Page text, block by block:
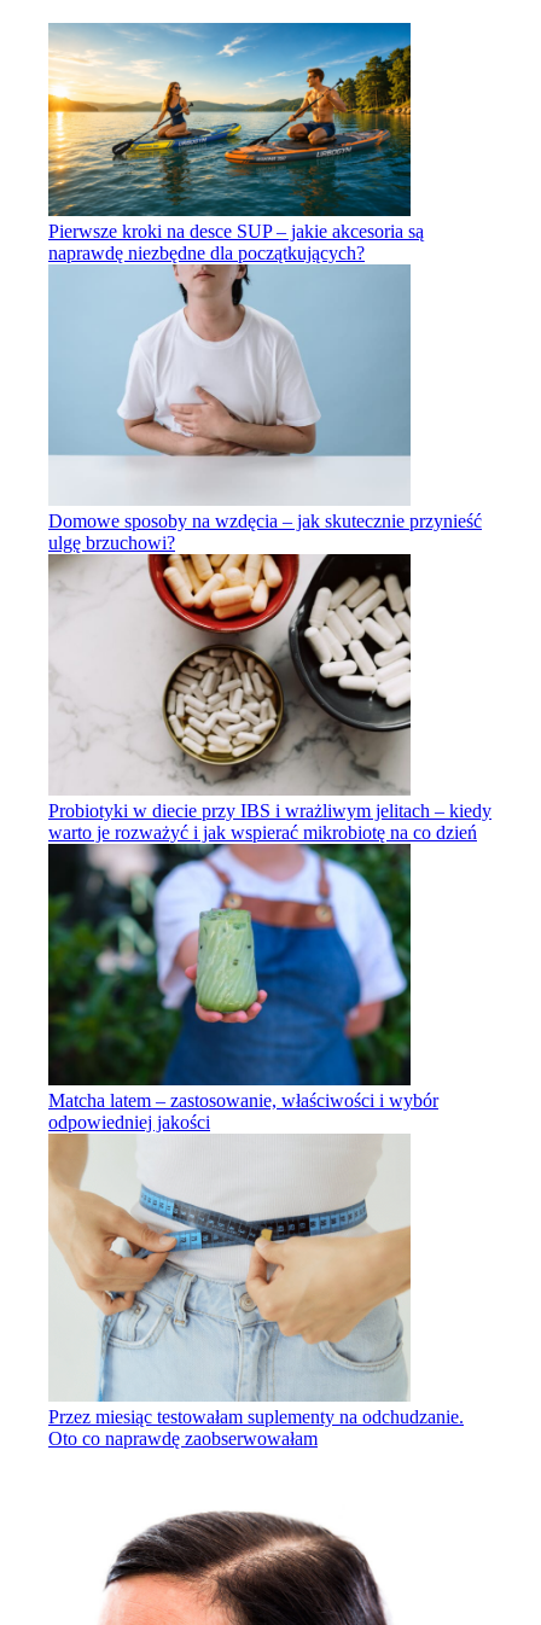
Pierwsze kroki na desce SUP – jakie akcesoria są
naprawdę niezbędne dla początkujących?
Domowe sposoby na wzdęcia – jak skutecznie przynieść
ulgę brzuchowi?
Probiotyki w diecie przy IBS i wrażliwym jelitach – kiedy
warto je rozważyć i jak wspierać mikrobiotę na co dzień
Matcha latem – zastosowanie, właściwości i wybór
odpowiedniej jakości
Przez miesiąc testowałam suplementy na odchudzanie.
Oto co naprawdę zaobserwowałam